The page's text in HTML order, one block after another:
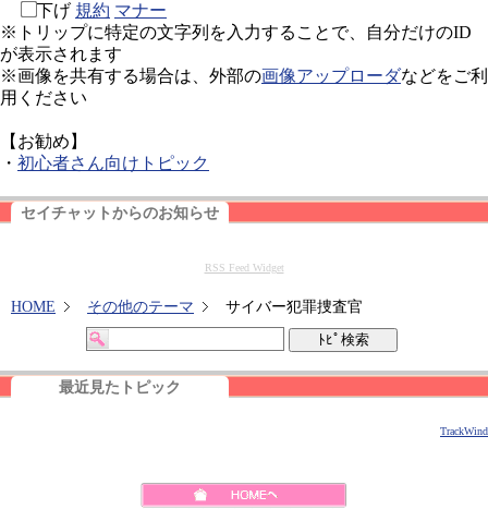
下げ 規約 マナー
※トリップに特定の文字列を入力することで、自分だけのID
が表示されます
※画像を共有する場合は、外部の画像アップローダなどをご利
用ください
【お勧め】
・ 初心者さん向けトピック
セイチャットからのお知らせ
RSS Feed Widget
HOME その他のテーマ サイバー犯罪捜査官
最近見たトピック
TrackWind